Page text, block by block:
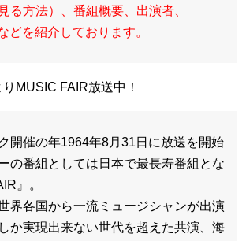
る方法）、番組概要、出演者、
どを紹介しております。
MUSIC FAIR放送中！
開催の年1964年8月31日に放送を開始
の番組としては日本で最長寿番組とな
』。
界各国から一流ミュージシャンが出演
か実現出来ない世代を超えた共演、海